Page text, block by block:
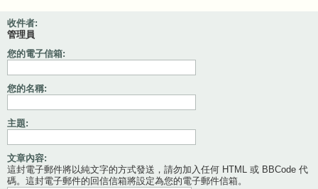
收件者:
管理員
您的電子信箱:
您的名稱:
主題:
文章內容:
這封電子郵件將以純文字的方式發送，請勿加入任何 HTML 或 BBCode 代
碼。這封電子郵件的回信信箱將設定為您的電子郵件信箱。